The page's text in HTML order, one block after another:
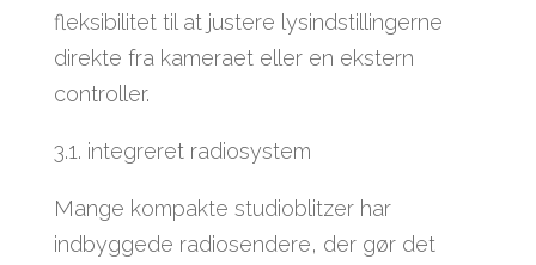
fleksibilitet til at justere lysindstillingerne
direkte fra kameraet eller en ekstern
controller.
3.1. integreret radiosystem
Mange kompakte studioblitzer har
indbyggede radiosendere, der gør det